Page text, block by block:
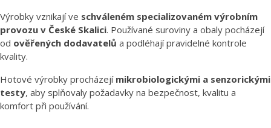
Výrobky vznikají ve schváleném specializovaném výrobním
provozu v České Skalici. Používané suroviny a obaly pocházejí
od ověřených dodavatelů a podléhají pravidelné kontrole
kvality.
Hotové výrobky procházejí mikrobiologickými a senzorickými
testy, aby splňovaly požadavky na bezpečnost, kvalitu a
komfort při používání.